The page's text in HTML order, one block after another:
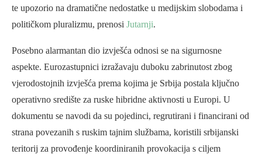
te upozorio na dramatične nedostatke u medijskim slobodama i
političkom pluralizmu, prenosi Jutarnji.
Posebno alarmantan dio izvješća odnosi se na sigurnosne
aspekte. Eurozastupnici izražavaju duboku zabrinutost zbog
vjerodostojnih izvješća prema kojima je Srbija postala ključno
operativno središte za ruske hibridne aktivnosti u Europi. U
dokumentu se navodi da su pojedinci, regrutirani i financirani od
strana povezanih s ruskim tajnim službama, koristili srbijanski
teritorij za provođenje koordiniranih provokacija s ciljem